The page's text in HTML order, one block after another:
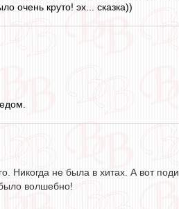
очень круто! эх... сказка))
Никогда не была в хитах. А вот
волшебно!